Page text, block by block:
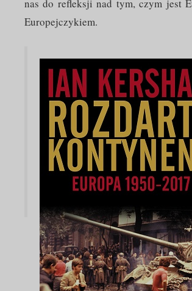
nas do refleksji nad tym, czym jest
Europejczykiem.